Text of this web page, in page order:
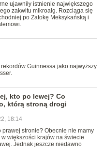
ujawniły istnienie największego
zakwitu mikroalg. Rozciąga się
po Zatokę Meksykańską i
Guinnessa jako najwyższy
kto po lewej? Co
którą stroną drogi
18:14
prawej stronie? Obecnie nie mamy
większości krajów na świecie
Jednak jeszcze niedawno